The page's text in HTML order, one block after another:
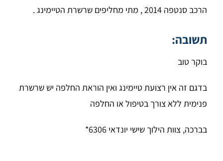
הרכב סנטפה 2014 , מתי מחליפים שרשרת הטיימינג .
תשובה:
בוקר טוב
בדגם זה אין רצועת טיימינג ואין הוראת החלפה יש שרשרת
פנימית ללא צורך בטיפול או החלפה
בברכה, צוות הילוך שישי יונדאי 6306*